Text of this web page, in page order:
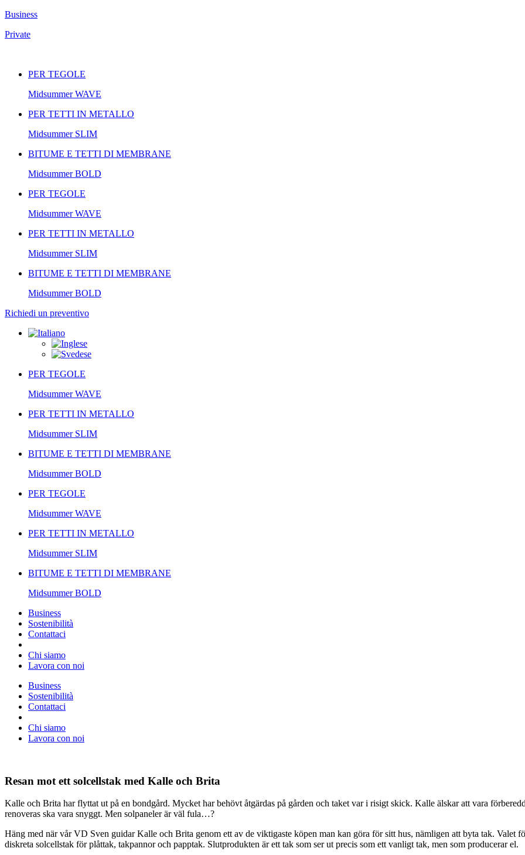
Business
Private
PER TEGOLE
MidsummerWAVE
PER TETTI IN METALLO
Midsummer SLIM
BITUME E TETTI DI MEMBRANE
MidsummerBOLD
PER TEGOLE
MidsummerWAVE
PER TETTI IN METALLO
Midsummer SLIM
BITUME E TETTI DI MEMBRANE
MidsummerBOLD
Richiedi un preventivo
PER TEGOLE
MidsummerWAVE
PER TETTI IN METALLO
Midsummer SLIM
BITUME E TETTI DI MEMBRANE
MidsummerBOLD
PER TEGOLE
MidsummerWAVE
PER TETTI IN METALLO
Midsummer SLIM
BITUME E TETTI DI MEMBRANE
MidsummerBOLD
Business
Sostenibilità
Contattaci
Chi siamo
Lavora con noi
Business
Sostenibilità
Contattaci
Chi siamo
Lavora con noi
Resan mot ett solcellstak med Kalle och Brita
Kalle och Brita har flyttat ut på en bondgård. Mycket har behövt åtgärdas på gården och taket var i risigt skick. Kalle älskar att vara
renoveras ska vara snyggt. Men solpaneler är väl fula…?
Häng med när vår VD Sven guidar Kalle och Brita genom ett av de viktigaste köpen man kan göra för sitt hus, nämligen att byta tak. Valet
diskreta solcellstak för plåttak, takpannor och papptak. Slutprodukten är ett tak som ser ut precis som ett vanligt tak, men som producerar el.